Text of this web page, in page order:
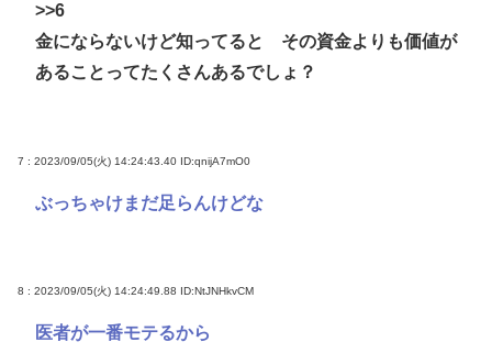
>>6
金にならないけど知ってると その資金よりも価値が
あることってたくさんあるでしょ？
7 : 2023/09/05(火) 14:24:43.40 ID:qnijA7mO0
ぶっちゃけまだ足らんけどな
8 : 2023/09/05(火) 14:24:49.88 ID:NtJNHkvCM
医者が一番モテるから